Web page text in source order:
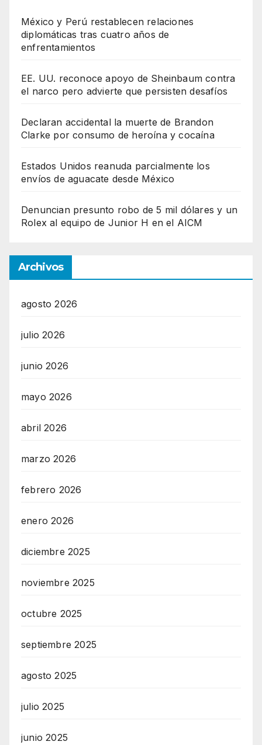
México y Perú restablecen relaciones
diplomáticas tras cuatro años de
enfrentamientos
EE. UU. reconoce apoyo de Sheinbaum contra
el narco pero advierte que persisten desafíos
Declaran accidental la muerte de Brandon
Clarke por consumo de heroína y cocaína
Estados Unidos reanuda parcialmente los
envíos de aguacate desde México
Denuncian presunto robo de 5 mil dólares y un
Rolex al equipo de Junior H en el AICM
Archivos
agosto 2026
julio 2026
junio 2026
mayo 2026
abril 2026
marzo 2026
febrero 2026
enero 2026
diciembre 2025
noviembre 2025
octubre 2025
septiembre 2025
agosto 2025
julio 2025
junio 2025